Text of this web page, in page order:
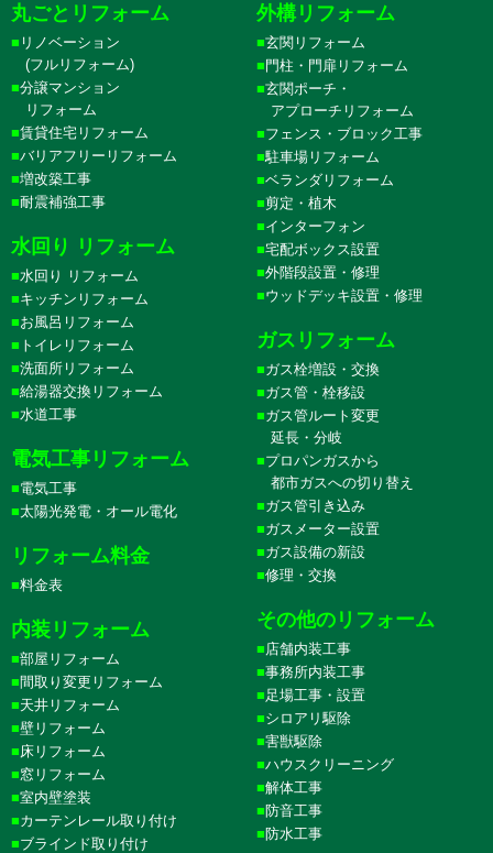
丸ごとリフォーム
リノベーション
(フルリフォーム)
分譲マンション
リフォーム
賃貸住宅リフォーム
バリアフリーリフォーム
増改築工事
耐震補強工事
水回り リフォーム
水回り リフォーム
キッチンリフォーム
お風呂リフォーム
トイレリフォーム
洗面所リフォーム
給湯器交換リフォーム
水道工事
電気工事リフォーム
電気工事
太陽光発電・オール電化
リフォーム料金
料金表
内装リフォーム
部屋リフォーム
間取り変更リフォーム
天井リフォーム
壁リフォーム
床リフォーム
窓リフォーム
室内壁塗装
カーテンレール取り付け
ブラインド取り付け
外構リフォーム
玄関リフォーム
門柱・門扉リフォーム
玄関ポーチ・
アプローチリフォーム
フェンス・ブロック工事
駐車場リフォーム
ベランダリフォーム
剪定・植木
インターフォン
宅配ボックス設置
外階段設置・修理
ウッドデッキ設置・修理
ガスリフォーム
ガス栓増設・交換
ガス管・栓移設
ガス管ルート変更
延長・分岐
プロパンガスから
都市ガスへの切り替え
ガス管引き込み
ガスメーター設置
ガス設備の新設
修理・交換
その他のリフォーム
店舗内装工事
事務所内装工事
足場工事・設置
シロアリ駆除
害獣駆除
ハウスクリーニング
解体工事
防音工事
防水工事